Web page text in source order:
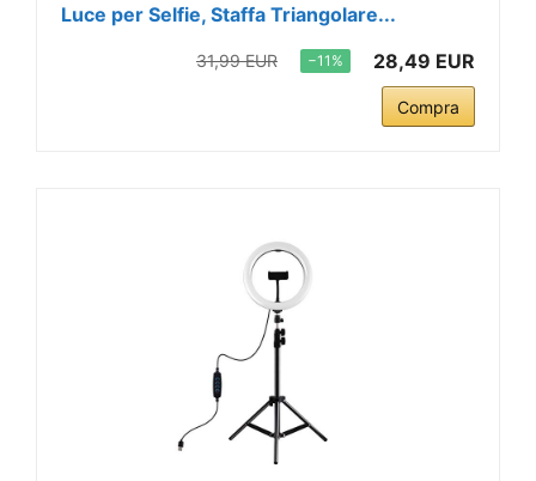
Luce per Selfie, Staffa Triangolare...
31,99 EUR −11% 28,49 EUR
Compra